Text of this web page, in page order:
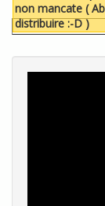
non mancate (
distribuire :-D )